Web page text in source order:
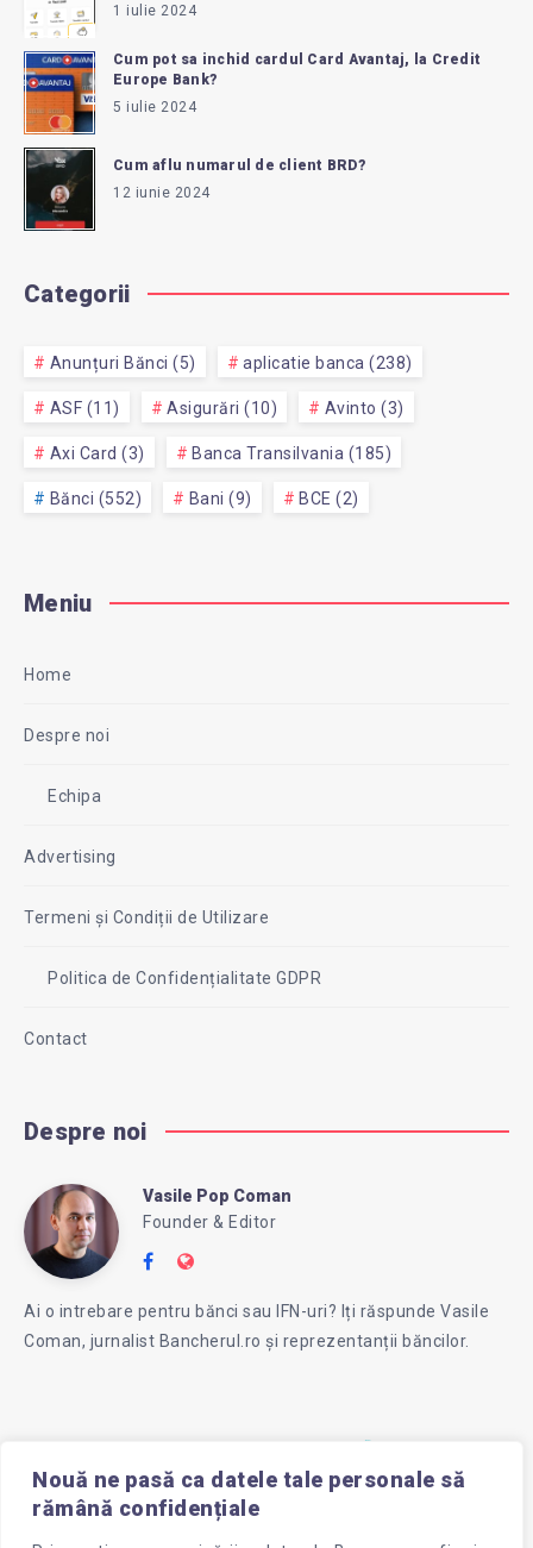
Nouă ne pasă ca datele tale personale să
rămână confidențiale
1 iulie 2024
Cum pot sa inchid cardul Card Avantaj, la Credit
Europe Bank?
5 iulie 2024
Cum aflu numarul de client BRD?
12 iunie 2024
Categorii
Anunțuri Bănci (5) aplicatie banca (238)
ASF (11) Asigurări (10) Avinto (3)
Axi Card (3) Banca Transilvania (185)
Bănci (552) Bani (9) BCE (2)
Meniu
Home
Despre noi
Echipa
Advertising
Termeni și Condiții de Utilizare
Politica de Confidențialitate GDPR
Contact
Despre noi
Vasile
Pop
Vasile Pop Coman
Founder & Editor
Follow
on
Website:
Ai o intrebare pentru bănci sau IFN-uri? Iți răspunde Vasile
Coman, jurnalist Bancherul.ro și reprezentanții băncilor.